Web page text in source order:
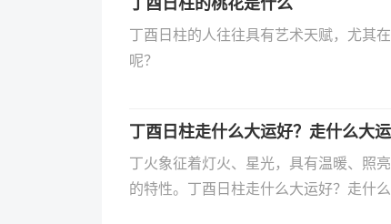
丁酉日柱的桃花是什么
丁酉日柱的人往往具有艺术天赋，尤其
呢？
丁酉日柱走什么大运好？走什么大运
丁火象征着灯火、星光，具有温暖、照
的特性。丁酉日柱走什么大运好？走什么